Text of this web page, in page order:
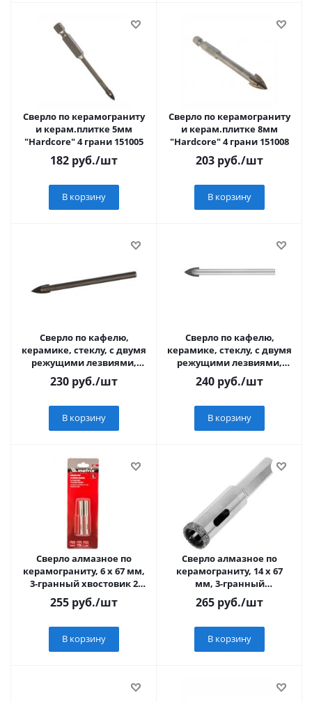
Сверло по керамограниту
и керам.плитке 5мм
"Hardcore" 4 грани 151005
182 руб./шт
В корзину
Сверло по керамограниту
и керам.плитке 8мм
"Hardcore" 4 грани 151008
203 руб./шт
В корзину
Сверло по кафелю,
керамике, стеклу, с двумя
режущими лезвиями,
цилиндрический
хвостовик, 6 мм, STAYE
230 руб./шт
В корзину
Сверло по кафелю,
керамике, стеклу, с двумя
режущими лезвиями,
цилиндрический
хвостовик, 8 мм, STAYE
240 руб./шт
В корзину
Сверло алмазное по
керамограниту, 6 х 67 мм,
3-гранный хвостовик 2
шт.// Matrix
255 руб./шт
В корзину
Сверло алмазное по
керамограниту, 14 х 67
мм, 3-гранный
хвостовик// Matrix
265 руб./шт
В корзину